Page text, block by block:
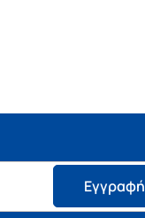
Εγγραφή